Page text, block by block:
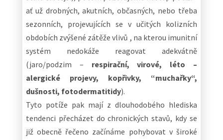
ať už drobných, akutních, občasných, nebo třeba
sezonních, projevujících se v učitých kolizních
obdobích zvýšené zátěže vlivů , na kterou imunitní
systém nedokáže reagovat adekvátně
(jaro/podzim – respirační, virové, léto –
alergické projevy, kopřivky, “muchařky“,
dušnosti, fotodermatitidy).
Tyto potíže pak mají z dlouhodobého hlediska
tendenci přecházet do chronických stavů, kdy se
již obecně řečeno začínáme pohybovat v široké